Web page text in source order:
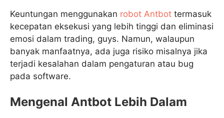
Keuntungan menggunakan robot Antbot termasuk
kecepatan eksekusi yang lebih tinggi dan eliminasi
emosi dalam trading, guys. Namun, walaupun
banyak manfaatnya, ada juga risiko misalnya jika
terjadi kesalahan dalam pengaturan atau bug
pada software.
Mengenal Antbot Lebih Dalam